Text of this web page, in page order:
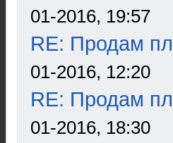
01-2016, 19:57
RE: Продам
01-2016, 12:20
RE: Продам
01-2016, 18:30